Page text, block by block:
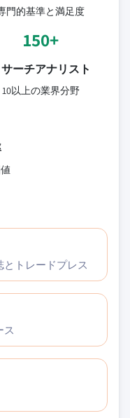
門的基準と満足度
150+
サーチアナリスト
10以上の業界分野
トレードプレス
ス